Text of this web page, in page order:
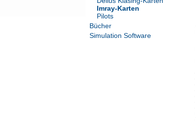
Imray-Karten
Pilots
Bücher
Simulation Software